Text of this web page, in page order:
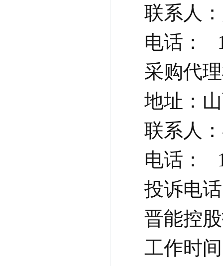
联系人
电话：
采购代
地址：
联系人
电话：
投诉电
晋能控
工作时